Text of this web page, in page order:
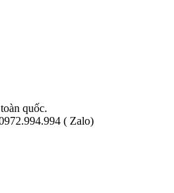
quốc.
( Zalo)